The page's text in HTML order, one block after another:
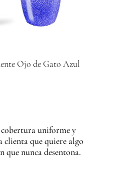
Ojo de Gato Azul
uniforme y
clienta que quiere algo
que nunca desentona.